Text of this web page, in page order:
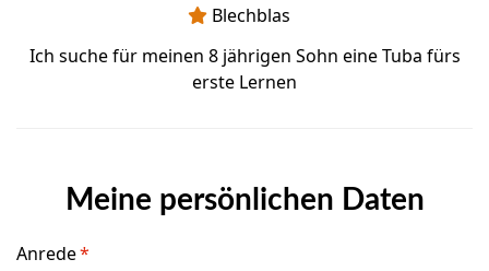
Tasteninstrumente
Elektronik & Bühne
Streichinstrumente
Events
Kontakt
Anfahrt
Notenshop Harrachstraße
Online Shop
Blechblas
Ich suche für meinen 8 jährigen Sohn eine Tuba fürs
erste Lernen
Meine persönlichen Daten
Anrede*